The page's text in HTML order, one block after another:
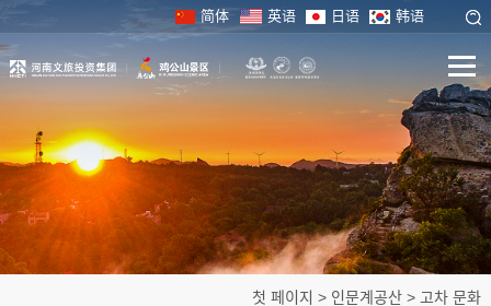
简体 英语 日语 韩语
첫 페이지 > 인문계공산 > 고차 문화